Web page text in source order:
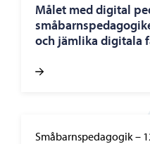
Målet med digital
och jämlika digitala
Småbarnspedagogik –